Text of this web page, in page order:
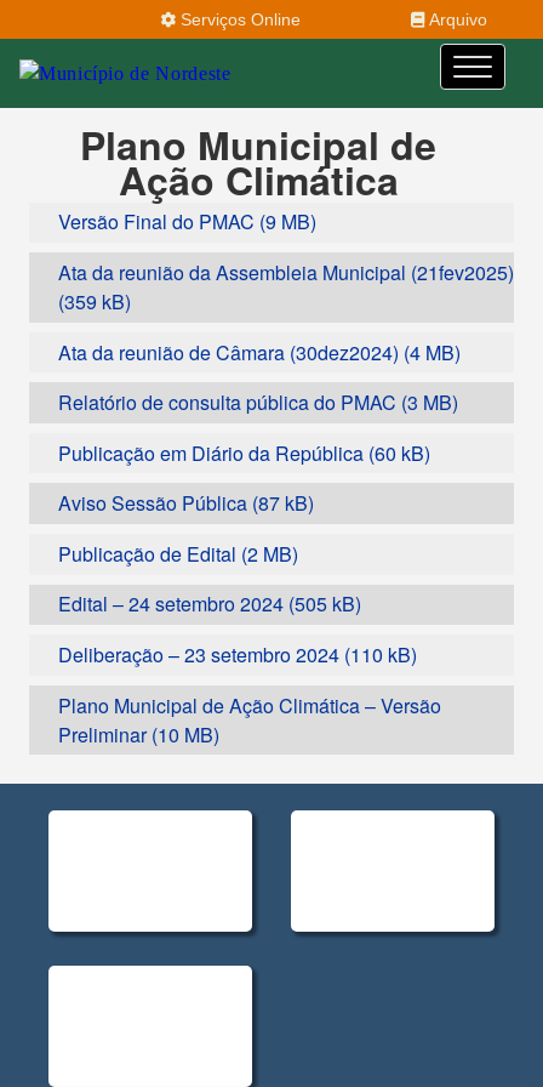
Serviços Online Arquivo
Plano Municipal de
Ação Climática
Versão Final do PMAC
Ata da reunião da Assembleia Municipal (21fev2025)
Ata da reunião de Câmara (30dez2024)
Relatório de consulta pública do PMAC
Publicação em Diário da República
Aviso Sessão Pública
Publicação de Edital
Edital – 24 setembro 2024
Deliberação – 23 setembro 2024
Plano Municipal de Ação Climática – Versão
Preliminar